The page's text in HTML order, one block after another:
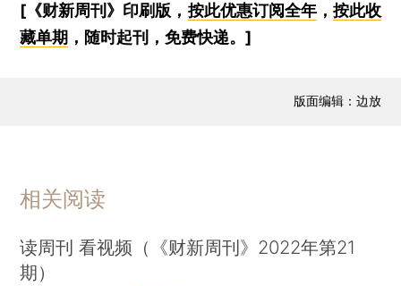
[《财新周刊》印刷版， 按此优惠订阅全年， 按此收
藏单期 ，随时起刊，免费快递。]
版面编辑：边放
相关阅读
读周刊 看视频（《财新周刊》2022年第21
期）